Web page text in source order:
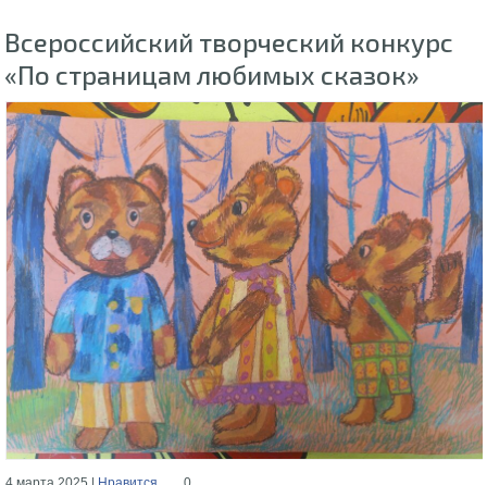
Всероссийский творческий конкурс
«По страницам любимых сказок»